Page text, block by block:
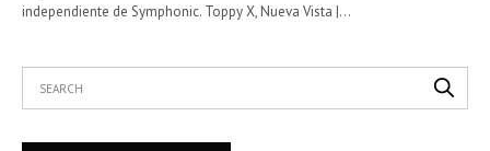
independiente de Symphonic. Toppy X, Nueva Vista |…